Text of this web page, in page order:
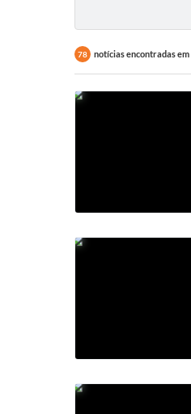
78 notícias encontradas em